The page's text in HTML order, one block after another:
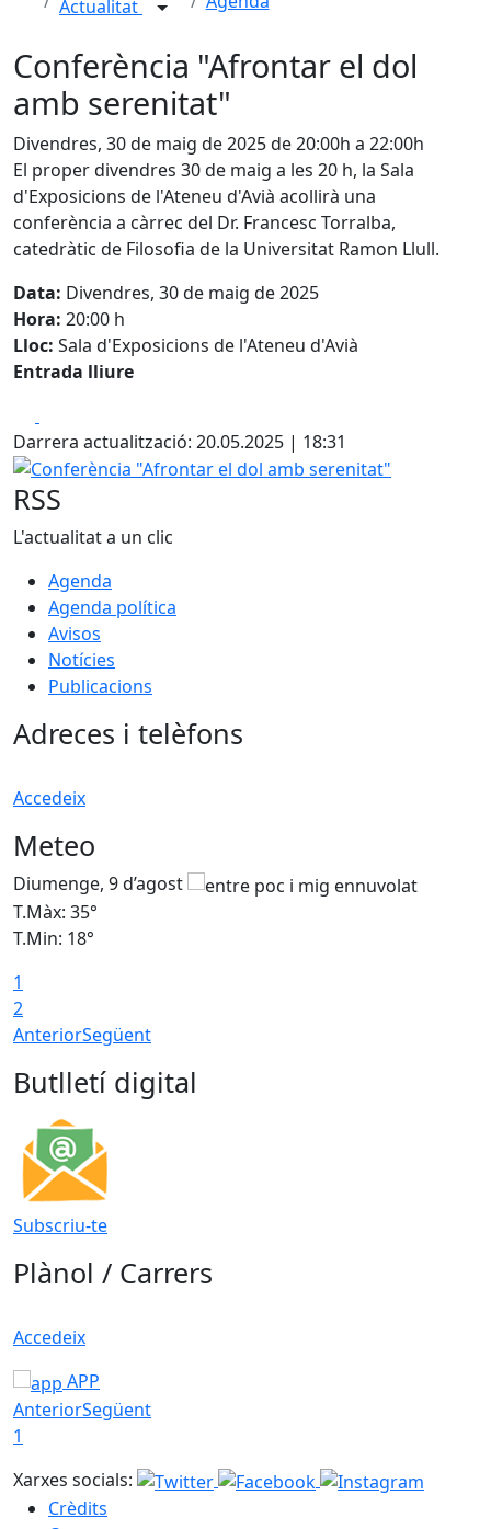
Actualitat
Conferència "Afrontar el dol
amb serenitat"
Divendres, 30 de maig de 2025 de 20:00h a 22:00h
El proper divendres 30 de maig a les 20 h, la Sala
d'Exposicions de l'Ateneu d'Avià acollirà una
conferència a càrrec del Dr. Francesc Torralba,
catedràtic de Filosofia de la Universitat Ramon Llull.
Data: Divendres, 30 de maig de 2025
Hora: 20:00 h
Lloc: Sala d'Exposicions de l'Ateneu d'Avià
Entrada lliure
Darrera actualització: 20.05.2025 | 18:31
Conferència "Afrontar el dol amb serenitat"
RSS
L'actualitat a un clic
Agenda
Agenda política
Avisos
Notícies
Publicacions
Adreces i telèfons
Accedeix
Meteo
Diumenge, 9 d’agost
T.Màx: 35°
T.Min: 18°
1
2
AnteriorSegüent
Butlletí digital
Subscriu-te
Plànol / Carrers
Accedeix
APP
AnteriorSegüent
1
Xarxes socials:
Crèdits